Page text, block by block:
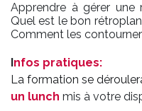
Apprendre à gérer une
Quel est le bon
Comment les
Infos pratiques:
La formation se
un lunch mis à votre